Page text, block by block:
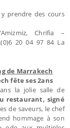
prendre des cours
Chrifia –
20 04 97 84 La
de Marrakech
fête ses 2ans
la jolie salle de
restaurant, signé
de saveurs, le chef
hommage à son